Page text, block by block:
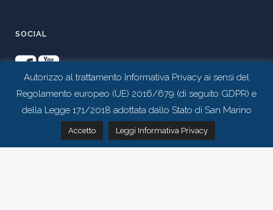
SOCIAL
Realizzato daStudio 99
Autorizzo al trattamento Informativa Privacy ai sensi del
Regolamento europeo (UE) 2016/679 (di seguito GDPR) e
della Legge 171/2018 adottata dallo Stato di San Marino
Accetto Leggi Informativa Privacy
Contattaci tramite whatsapp